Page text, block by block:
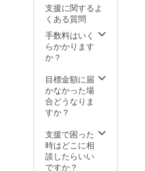
支援に関するよ
くある質問
手数料はいく
らかかります
か？
目標金額に届
かなかった場
合どうなりま
すか？
支援で困った
時はどこに相
談したらいい
ですか？